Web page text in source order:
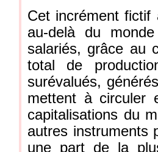
Cet incrément fictif
au-delà du
salariés, grâce au
total de
surévalués,
mettent à circuler
capitalisations du
autres instruments
une part de la